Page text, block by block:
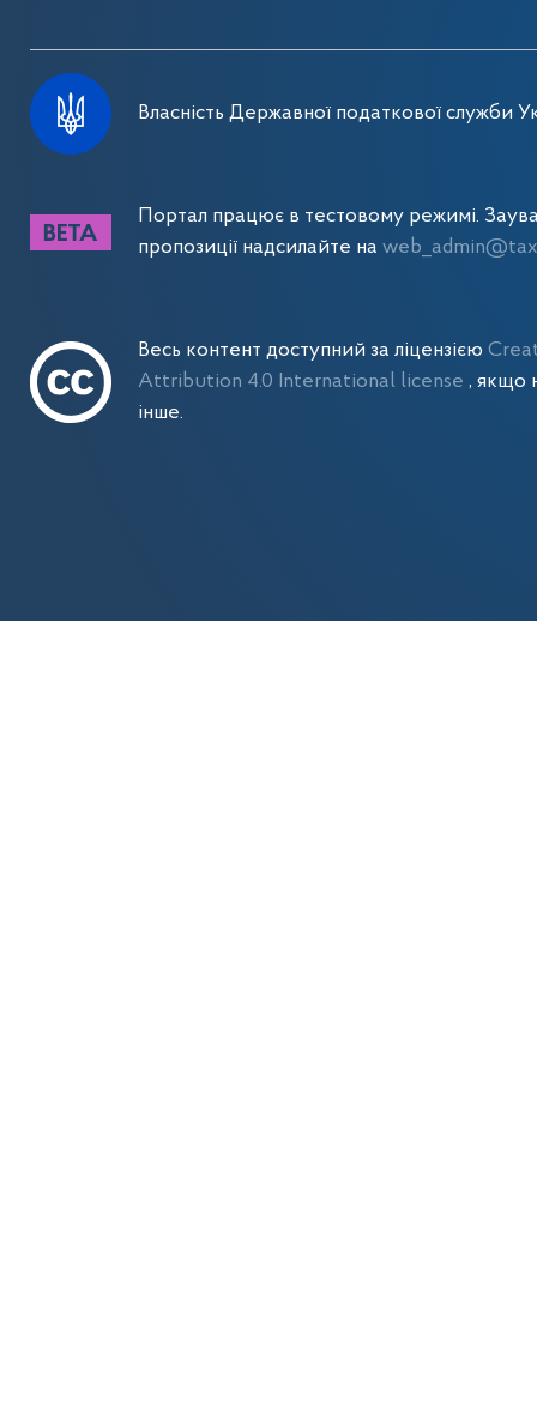
Власність Державної податкової служби
Портал працює в тестовому режимі.
пропозиції надсилайте на
Весь контент доступний за ліцензією
Attribution 4.0 International license , якщо
інше.